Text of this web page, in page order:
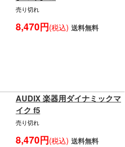
売り切れ
8,470円(税込) 送料無料
AUDIX 楽器用ダイナミックマ
イク f5
売り切れ
8,470円(税込) 送料無料